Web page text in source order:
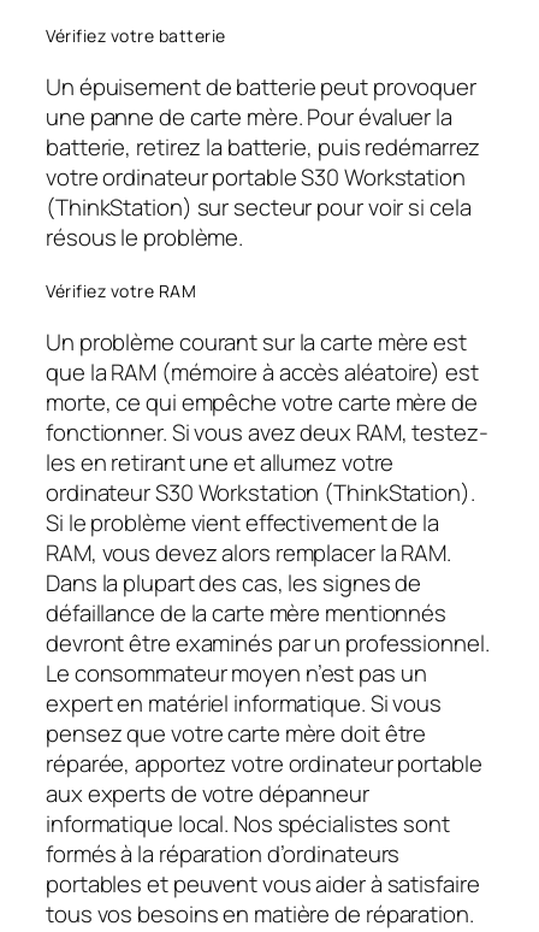
Vérifiez votre batterie
Un épuisement de batterie peut provoquer
une panne de carte mère. Pour évaluer la
batterie, retirez la batterie, puis redémarrez
votre ordinateur portable S30 Workstation
(ThinkStation) sur secteur pour voir si cela
résous le problème.
Vérifiez votre RAM
Un problème courant sur la carte mère est
que la RAM (mémoire à accès aléatoire) est
morte, ce qui empêche votre carte mère de
fonctionner. Si vous avez deux RAM, testez-
les en retirant une et allumez votre
ordinateur S30 Workstation (ThinkStation).
Si le problème vient effectivement de la
RAM, vous devez alors remplacer la RAM.
Dans la plupart des cas, les signes de
défaillance de la carte mère mentionnés
devront être examinés par un professionnel.
Le consommateur moyen n’est pas un
expert en matériel informatique. Si vous
pensez que votre carte mère doit être
réparée, apportez votre ordinateur portable
aux experts de votre dépanneur
informatique local. Nos spécialistes sont
formés à la réparation d’ordinateurs
portables et peuvent vous aider à satisfaire
tous vos besoins en matière de réparation.